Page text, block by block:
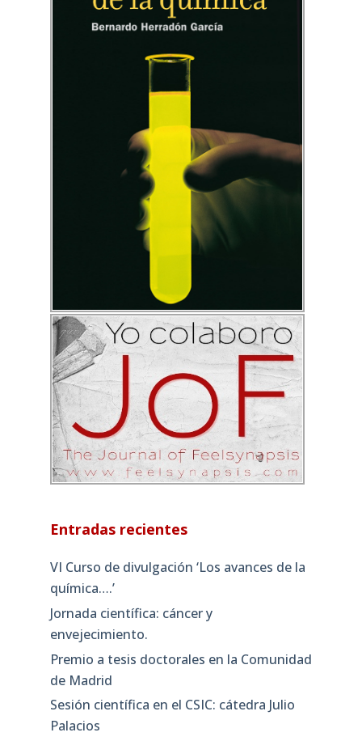
Entradas recientes
VI Curso de divulgación ‘Los avances de la
química….’
Jornada científica: cáncer y
envejecimiento.
Premio a tesis doctorales en la Comunidad
de Madrid
Sesión científica en el CSIC: cátedra Julio
Palacios